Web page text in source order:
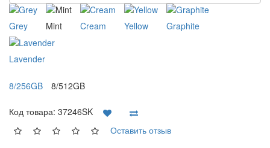
Grey Mint Cream Yellow Graphite
Lavender
8/256GB 8/512GB
Код товара: 37246SK
Оставить отзыв